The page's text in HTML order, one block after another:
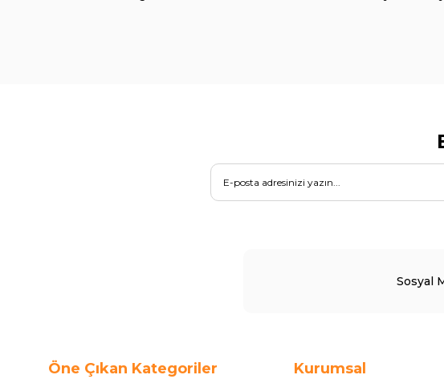
Sosyal
Öne Çıkan Kategoriler Kurumsal